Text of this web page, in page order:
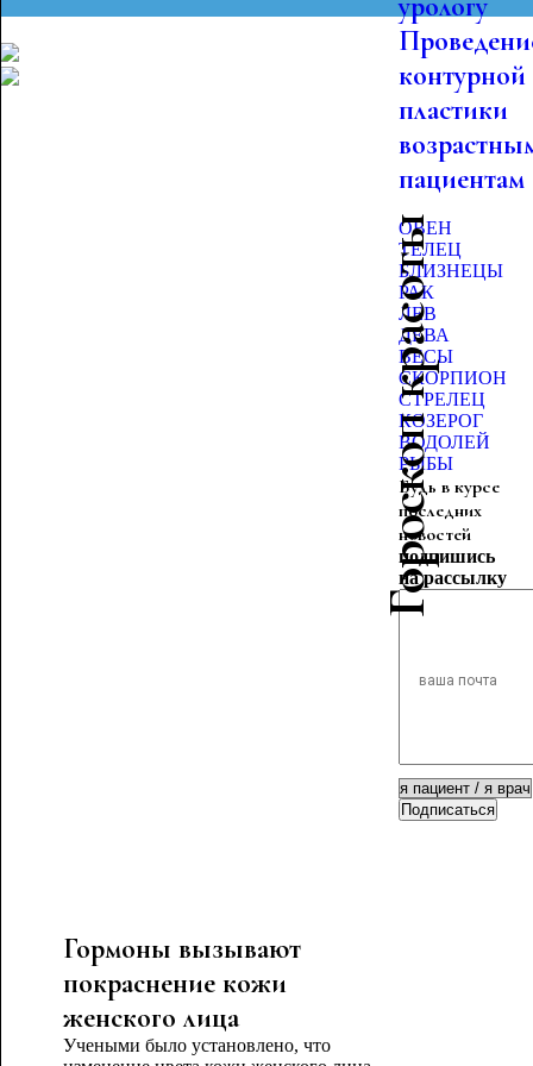
Гормоны вызывают
покраснение кожи
женского лица
Учеными было установлено, что
контурной
пластики
пациентам
Гороскоп красоты
ОВЕН
ТЕЛЕЦ
БЛИЗНЕЦЫ
РАК
ЛЕВ
ДЕВА
ВЕСЫ
СКОРПИОН
СТРЕЛЕЦ
КОЗЕРОГ
ВОДОЛЕЙ
РЫБЫ
Будь в курсе
последних
новостей
подпишись
на рассылку
Подписаться